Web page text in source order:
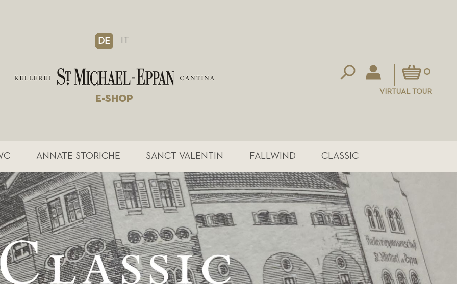
DE IT
E-SHOP
Mein Warenkorb
0
VIRTUAL TOUR
ANNATE STORICHE SANCT VALENTIN FALLWIND CLASSIC